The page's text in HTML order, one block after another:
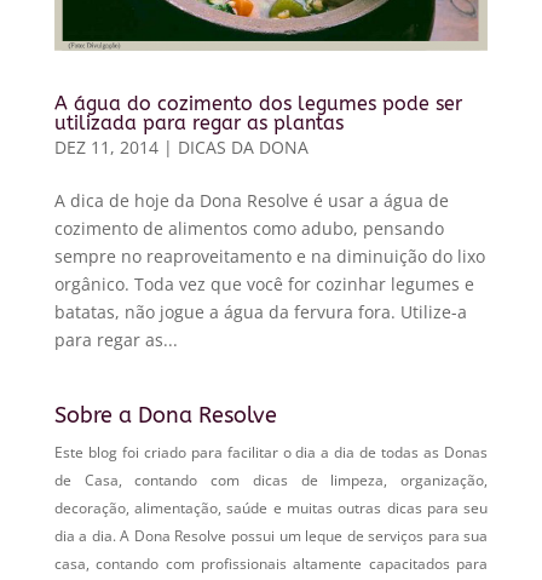
A água do cozimento dos legumes pode ser
utilizada para regar as plantas
DEZ 11, 2014| DICAS DA DONA
A dica de hoje da Dona Resolve é usar a água de
cozimento de alimentos como adubo, pensando
sempre no reaproveitamento e na diminuição do lixo
orgânico. Toda vez que você for cozinhar legumes e
batatas, não jogue a água da fervura fora. Utilize-a
para regar as...
Sobre a Dona Resolve
Este blog foi criado para facilitar o dia a dia de todas as Donas
de Casa, contando com dicas de limpeza, organização,
decoração, alimentação, saúde e muitas outras dicas para seu
dia a dia. A Dona Resolve possui um leque de serviços para sua
casa, contando com profissionais altamente capacitados para